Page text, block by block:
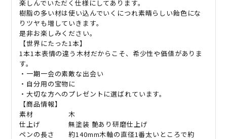
楽しんでいただく仕様にしてあります。
樹脂の多い材は使い込んでいくにつれ素晴らしい飴色にな
りツヤも増していきます。
是非お楽しみください。
【世界にたった1本】
1本1本表情の違う木材だからこそ、希少性や価値がありま
す。
・一期一会の素敵な出会い
・自分用の宝物に
・大切な方へのプレゼントに選ばれています。
【商品情報】
素材 木
仕上げ 無塗装 艶あり研磨仕上げ
ペンの長さ 約140mm木軸の直径1番太いところで約